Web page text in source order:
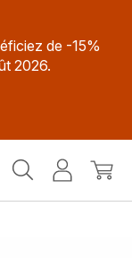
de -15%
2026.
MonMon